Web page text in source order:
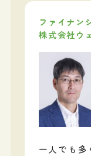
ファイナン
株式会社ウ
一人でも多